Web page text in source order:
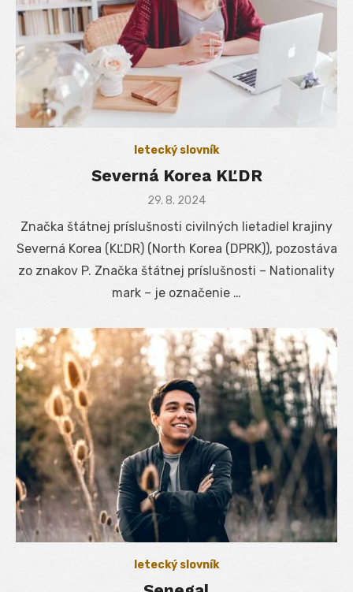
letecký slovník
Severná Korea KĽDR
Posted
29. 8. 2024
Značka štátnej príslušnosti civilných lietadiel krajiny
Severná Korea (KĽDR) (North Korea (DPRK)), pozostáva
zo znakov P. Značka štátnej príslušnosti – Nationality
mark – je označenie …
letecký slovník